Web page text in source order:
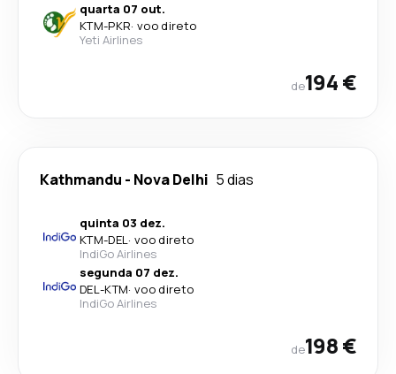
quarta 07 out.
KTM-PKR· voo direto
Yeti Airlines
de194 €
Kathmandu - Nova Delhi 5 dias
quinta 03 dez.
KTM-DEL· voo direto
IndiGo Airlines
segunda 07 dez.
DEL-KTM· voo direto
IndiGo Airlines
de198 €